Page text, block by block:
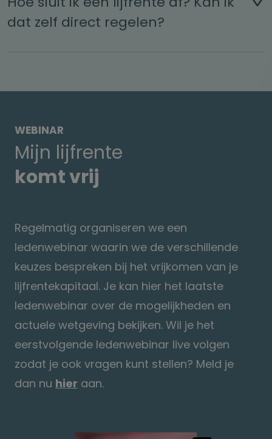
dat zelf direct regelen?
WEBINAR
Mijn lijfrente
komt vrij
Regelmatig organiseren we een
ledenwebinar waarin we de verschillende
keuzes bespreken bij het vrijkomen van je
lijfrentekapitaal. Je kan hier het laatste
ledenwebinar over de mogelijkheden en
actuele wetgeving bekijken. Wil je het
eerstvolgende ledenwebinar live volgen
zodat je ook vragen kunt stellen? Meld je
dan nu hier aan.